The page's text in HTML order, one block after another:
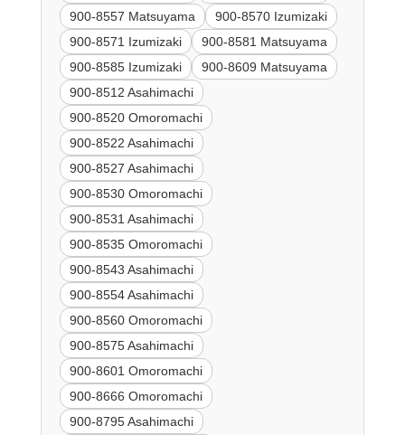
900-8557 Matsuyama
900-8570 Izumizaki
900-8571 Izumizaki
900-8581 Matsuyama
900-8585 Izumizaki
900-8609 Matsuyama
900-8512 Asahimachi
900-8520 Omoromachi
900-8522 Asahimachi
900-8527 Asahimachi
900-8530 Omoromachi
900-8531 Asahimachi
900-8535 Omoromachi
900-8543 Asahimachi
900-8554 Asahimachi
900-8560 Omoromachi
900-8575 Asahimachi
900-8601 Omoromachi
900-8666 Omoromachi
900-8795 Asahimachi